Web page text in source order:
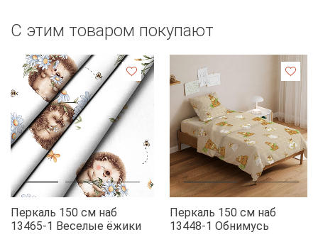
С этим товаром покупают
Перкаль 150 см наб
13465-1 Веселые ёжики
Перкаль 150 см наб
13448-1 Обнимусь